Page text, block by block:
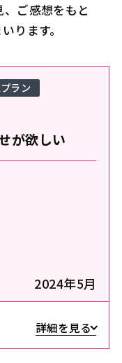
ご感想をもと
ります。
が欲しい
2024年5月
ラン
詳細を見る